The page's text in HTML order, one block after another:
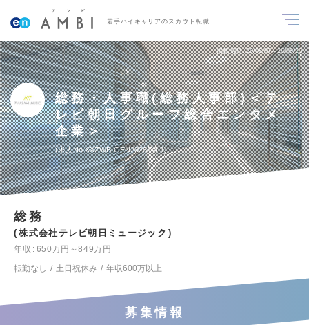
若手ハイキャリアのスカウト転職
掲載期間 26/08/07～26/08/20
総務・人事職(総務人事部)＜テ
レビ朝日グループ総合エンタメ
企業＞
求人No.XXZWB-GEN2026/04-1
総務
株式会社テレビ朝日ミュージック
年収
650万円～849万円
転勤なし
土日祝休み 年収600万以上
募集情報